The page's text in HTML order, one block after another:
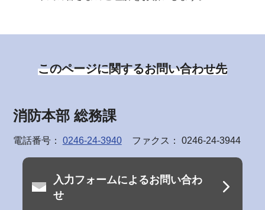
このページに関するお問い合わせ先
消防本部 総務課
電話番号： 0246-24-3940 ファクス： 0246-24-3944
入力フォームによるお問い合わ
せ